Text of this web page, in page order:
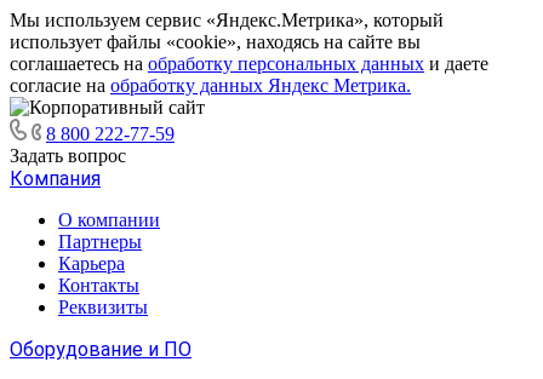
Мы используем сервис «Яндекс.Метрика», который
использует файлы «cookie», находясь на сайте вы
соглашаетесь на обработку персональных данных и даете
согласие на обработку данных Яндекс Метрика.
8 800 222-77-59
Задать вопрос
Компания
О компании
Партнеры
Карьера
Контакты
Реквизиты
Оборудование и ПО